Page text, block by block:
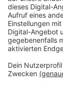
fertig sein.
Veröffentlicht:
Anzeige